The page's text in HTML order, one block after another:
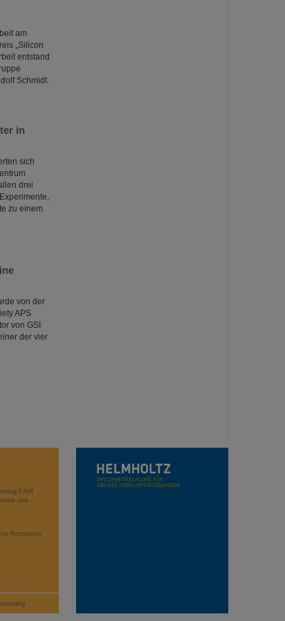
am
„Silicon
entstand
Schmidt.
in
sich
drei
zu einem
von der
APS
von GSI
der vier
FAIR
und -
Netzwerke